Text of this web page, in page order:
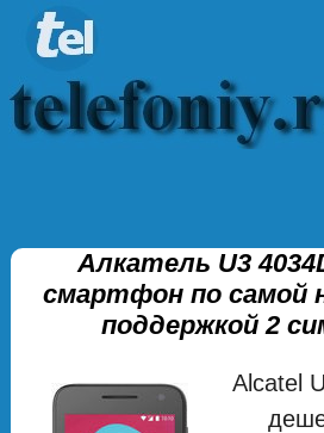
Алкатель U3
смартфон по самой
поддержкой 2
Alcatel